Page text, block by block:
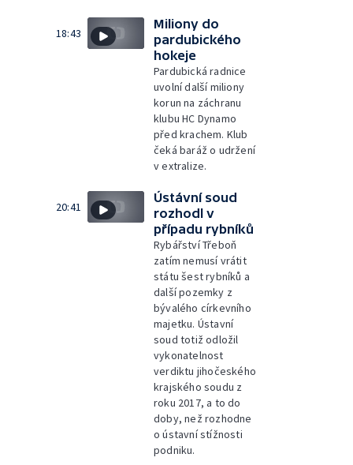
18:43
Miliony do
pardubického
hokeje
Pardubická radnice
uvolní další miliony
korun na záchranu
klubu HC Dynamo
před krachem. Klub
čeká baráž o udržení
v extralize.
20:41
Ústávní soud
rozhodl v
případu rybníků
Rybářství Třeboň
zatím nemusí vrátit
státu šest rybníků a
další pozemky z
bývalého církevního
majetku. Ústavní
soud totiž odložil
vykonatelnost
verdiktu jihočeského
krajského soudu z
roku 2017, a to do
doby, než rozhodne
o ústavní stížnosti
podniku.